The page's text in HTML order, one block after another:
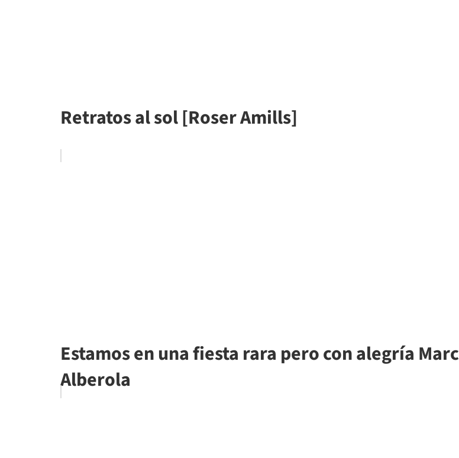
Retratos al sol [Roser Amills]
Estamos en una fiesta rara pero con alegría Marc
Alberola